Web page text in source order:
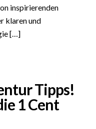
inspirierenden
klaren und
[…]
Tipps!
1 Cent